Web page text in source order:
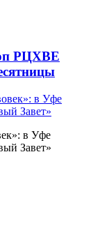
РЦХВЕ
в Уфе
Завет»